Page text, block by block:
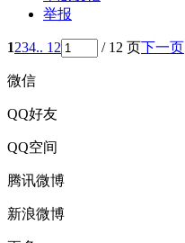
举报
1234.. 12 / 12 页下一页
微信
QQ好友
QQ空间
腾讯微博
新浪微博